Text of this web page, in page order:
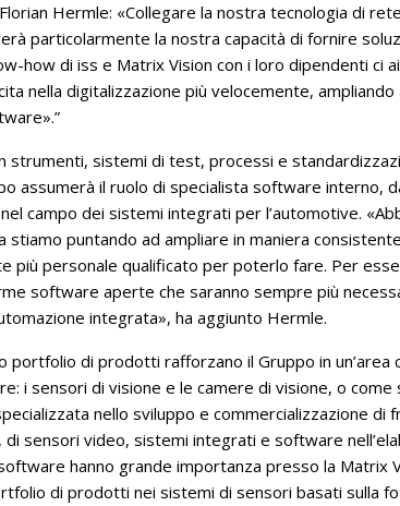
Hermle: «Collegare la nostra tecnologia di
particolarmente la nostra capacità di fornire
how di iss e Matrix Vision con i loro dipendenti ci
nella digitalizzazione più velocemente,
strumenti, sistemi di test, processi e
assumerà il ruolo di specialista software interno,
campo dei sistemi integrati per l’automotive.
stiamo puntando ad ampliare in maniera
più personale qualificato per poterlo fare. Per
software aperte che saranno sempre più
integrata», ha aggiunto Hermle.
portfolio di prodotti rafforzano il Gruppo in un’area
i sensori di visione e le camere di visione, o
nello sviluppo e commercializzazione
sensori video, sistemi integrati e software
hanno grande importanza presso la Matrix
di prodotti nei sistemi di sensori basati sulla